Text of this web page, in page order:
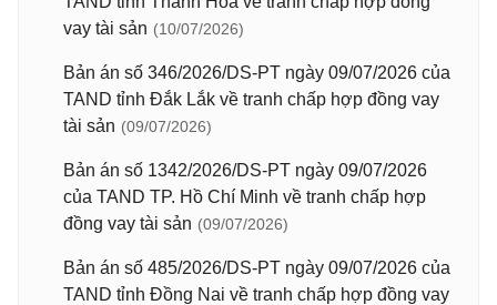
vay tài sản (10/07/2026)
Bản án số 346/2026/DS-PT ngày 09/07/2026 của
TAND tỉnh Đắk Lắk về tranh chấp hợp đồng vay
tài sản (09/07/2026)
Bản án số 1342/2026/DS-PT ngày 09/07/2026
của TAND TP. Hồ Chí Minh về tranh chấp hợp
đồng vay tài sản (09/07/2026)
Bản án số 485/2026/DS-PT ngày 09/07/2026 của
TAND tỉnh Đồng Nai về tranh chấp hợp đồng vay